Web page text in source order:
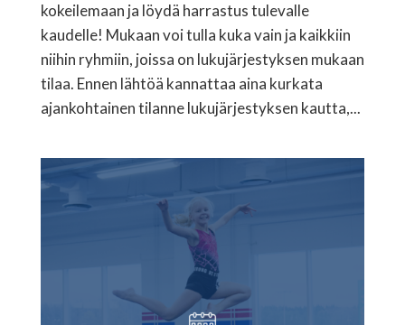
kokeilemaan ja löydä harrastus tulevalle
kaudelle! Mukaan voi tulla kuka vain ja kaikkiin
niihin ryhmiin, joissa on lukujärjestyksen mukaan
tilaa. Ennen lähtöä kannattaa aina kurkata
ajankohtainen tilanne lukujärjestyksen kautta,...